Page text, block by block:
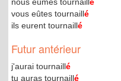
vous eûtes tournaillé
ils eurent tournaillé
Futur antérieur
j'aurai tournaillé
tu auras tournaillé